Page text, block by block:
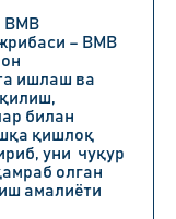
– BMB
ишлаш ва
билан
қишлоқ
уни чуқур
олган
амалиёти